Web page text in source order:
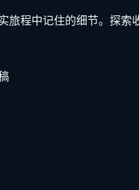
程中记住的细节。探索